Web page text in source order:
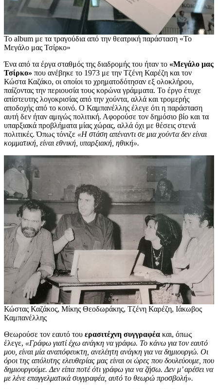
Το album με τα τραγούδια από την θεατρική παράσταση «Το
Μεγάλο μας Τσίρκο»
Ένα από τα έργα σταθμός της διαδρομής του ήταν το «Μεγάλο μας
Τσίρκο» που ανέβηκε το 1973 με την Τζένη Καρέζη και τον
Κώστα Καζάκο, οι οποίοι το χρηματοδότησαν εξ ολοκλήρου,
παίζοντας την περιουσία τους κορώνα γράμματα. Το έργο έτυχε
απίστευτης λογοκρισίας από την χούντα, αλλά και τρομερής
αποδοχής από το κοινό. Ο Καμπανέλλης έλεγε ότι η παράσταση
αυτή δεν ήταν αμιγώς πολιτική. Αφορούσε τον δημόσιο βίο και τα
υπαρξιακά προβλήματα μίας χώρας, αλλά όχι με θέσεις στενά
πολιτικές. Όπως τόνιζε «Η στάση απέναντι σε μια χούντα δεν είναι
κομματική, είναι εθνική, υπαρξιακή, ηθική».
Κώστας Καζάκος, Μίκης Θεοδωράκης, Τζένη Καρέζη, Ιάκωβος
Καμπανέλλης
Θεωρούσε τον εαυτό του ερασιτέχνη συγγραφέα και, όπως
έλεγε, «Γράφω γιατί έχω ανάγκη να γράφω. Το κάνω για τον εαυτό
μου, είναι μία αναπόφευκτη, ανελέητη ανάγκη για να δημιουργώ. Οι
όροι της απόλυτης ελευθερίας μας είναι οι ώρες που δουλεύουμε, που
δημιουργούμε. Δεν είπα ποτέ ότι γράφω για να ζήσω. Δεν μ’ αρέσει να
με λένε επαγγελματικά συγγραφέα, αυτό το θεωρώ προσβολή».